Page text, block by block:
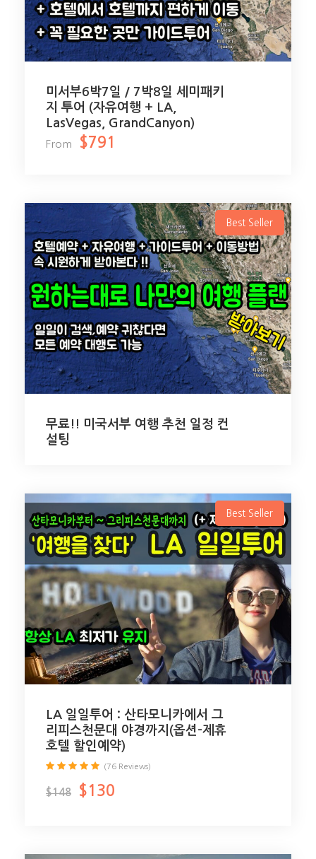
미서부6박7일 / 7박8일 세미패키
지 투어 (자유여행 + LA,
LasVegas, GrandCanyon)
From $791
Best Seller
무료!! 미국서부 여행 추천 일정 컨
설팅
Best Seller
LA 일일투어 : 산타모니카에서 그
리피스천문대 야경까지(옵션-제휴
호텔 할인예약)
$148 $130
(76 Reviews)